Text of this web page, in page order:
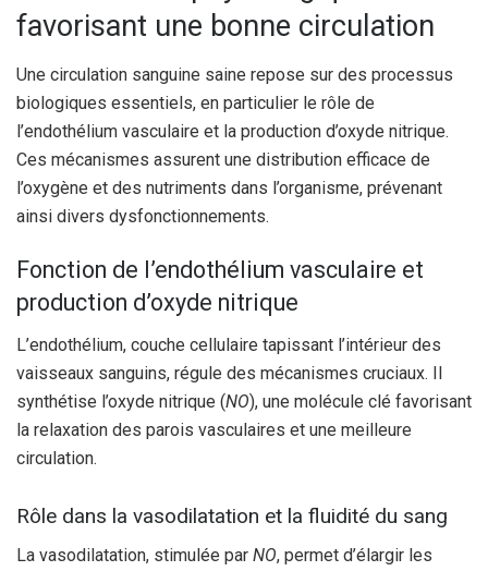
favorisant une bonne circulation
Une circulation sanguine saine repose sur des processus
biologiques essentiels, en particulier le rôle de
l’endothélium vasculaire et la production d’oxyde nitrique.
Ces mécanismes assurent une distribution efficace de
l’oxygène et des nutriments dans l’organisme, prévenant
ainsi divers dysfonctionnements.
Fonction de l’endothélium vasculaire et
production d’oxyde nitrique
L’endothélium, couche cellulaire tapissant l’intérieur des
vaisseaux sanguins, régule des mécanismes cruciaux. Il
synthétise l’oxyde nitrique (NO), une molécule clé favorisant
la relaxation des parois vasculaires et une meilleure
circulation.
Rôle dans la vasodilatation et la fluidité du sang
La vasodilatation, stimulée par NO, permet d’élargir les